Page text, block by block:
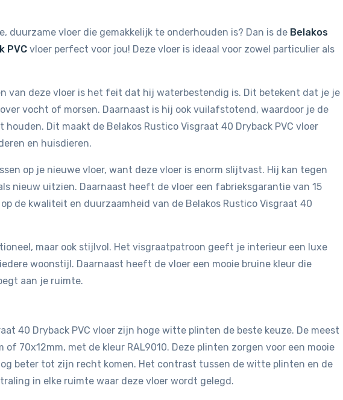
duurzame vloer die gemakkelijk te onderhouden is? Dan is de Belakos
PVC vloer perfect voor jou! Deze vloer is ideaal voor zowel particulier als
van deze vloer is het feit dat hij waterbestendig is. Dit betekent dat je je
vocht of morsen. Daarnaast is hij ook vuilafstotend, waardoor je de
Dit maakt de Belakos Rustico Visgraat 40 Dryback PVC vloer
en huisdieren.
op je nieuwe vloer, want deze vloer is enorm slijtvast. Hij kan tegen
nieuw uitzien. Daarnaast heeft de vloer een fabrieksgarantie van 15
de kwaliteit en duurzaamheid van de Belakos Rustico Visgraat 40
maar ook stijlvol. Het visgraatpatroon geeft je interieur een luxe
woonstijl. Daarnaast heeft de vloer een mooie bruine kleur die
aan je ruimte.
40 Dryback PVC vloer zijn hoge witte plinten de beste keuze. De meest
70x12mm, met de kleur RAL9010. Deze plinten zorgen voor een mooie
beter tot zijn recht komen. Het contrast tussen de witte plinten en de
in elke ruimte waar deze vloer wordt gelegd.